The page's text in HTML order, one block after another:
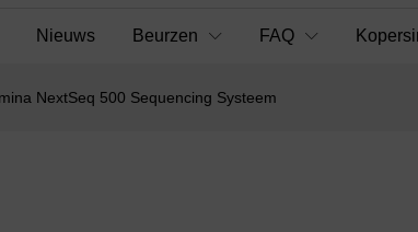
Nieuws Beurzen FAQ
NextSeq 500 Sequencing Systeem